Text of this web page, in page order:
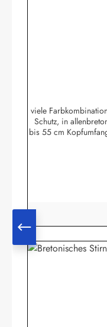
viele
Schutz, in
bis 55 cm